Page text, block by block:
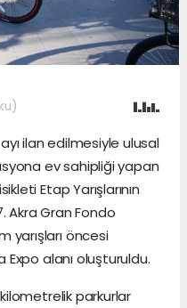
ilan edilmesiyle ulusal
ev sahipliği yapan
Etap Yarışlarının
Akra Gran Fondo
yarışları öncesi
Expo alanı oluşturuldu.
parkurlar